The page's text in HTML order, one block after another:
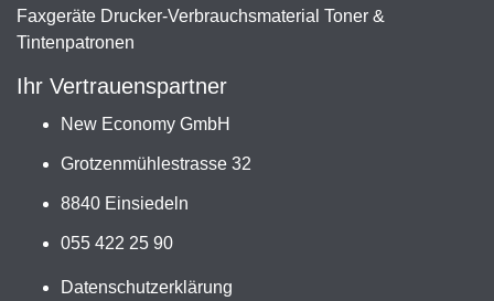
Faxgeräte Drucker-Verbrauchsmaterial Toner &
Tintenpatronen
Ihr Vertrauenspartner
New Economy GmbH
Grotzenmühlestrasse 32
8840 Einsiedeln
055 422 25 90
Datenschutzerklärung